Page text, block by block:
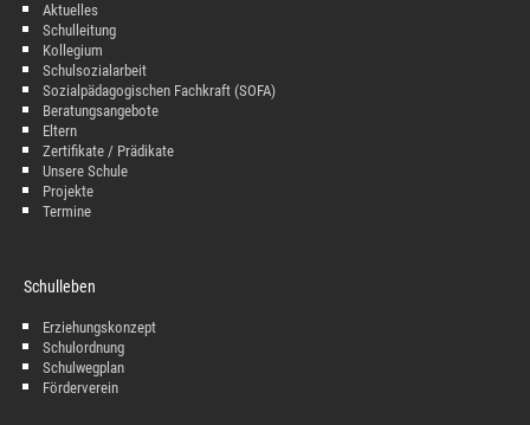
Aktuelles
Schulleitung
Kollegium
Schulsozialarbeit
Sozialpädagogischen Fachkraft (SOFA)
Beratungsangebote
Eltern
Zertifikate / Prädikate
Unsere Schule
Projekte
Termine
Schulleben
Erziehungskonzept
Schulordnung
Schulwegplan
Förderverein